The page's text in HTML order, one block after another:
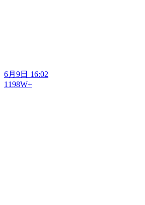
6月9日 16:02
1198W+